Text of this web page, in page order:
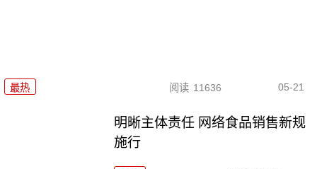
最热 阅读 11636 05-21
明晰主体责任 网络食品销售新规
施行